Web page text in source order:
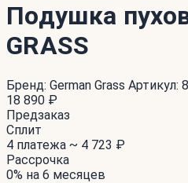
Подушка
GRASS
Бренд: German Grass Артикул:
18 890 ₽
Предзаказ
Сплит
4 платежа ~ 4 723 ₽
Рассрочка
0% на 6 месяцев